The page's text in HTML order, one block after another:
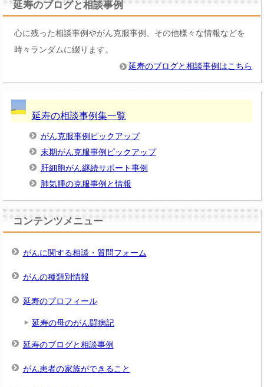
延寿のブログと相談事例
心に残った相談事例やがん克服事例、その他様々な情報などを
時々ランダムに綴ります。
延寿のブログと相談事例はこちら
延寿の相談事例集一覧
がん克服事例ピックアップ
末期がん克服事例ピックアップ
肝細胞がん継続サポート事例
肺気腫の克服事例と情報
コンテンツメニュー
がんに関する相談・質問フォーム
がんの種類別情報
延寿のプロフィール
延寿の母のがん闘病記
延寿のブログと相談事例
がん患者の家族ができること